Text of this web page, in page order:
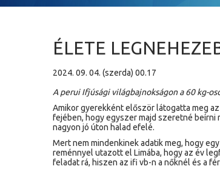
ÉLETE
2024. 09. 04. (szerda) 00.17
A perui Ifjúsági világbajnokságon a 60 kg-
Amikor gyerekként először látogatta meg
fejében, hogy egyszer majd szeretné beírni
nagyon jó úton halad efelé.
Mert nem mindenkinek adatik meg, hogy
reménnyel utazott el Limába, hogy az év
feladat rá, hiszen az ifi vb-n a nőknél és a